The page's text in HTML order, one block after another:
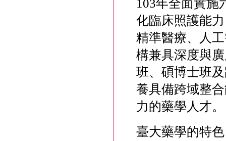
103年全面實施
化臨床照護能
精準醫療、人
構兼具深度與
班、碩博士班
養具備跨域整
力的藥學人才。
臺大藥學的特